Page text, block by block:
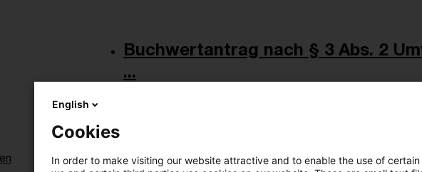
Buchwertantrag nach § 3 Abs. 2
...
Der Buchwertantrag nach § 3 Abs. 2 Satz 1 des
2006 kann in der notariellen Urkunde über die
zuständigen Finanzamt nach § 54 Abs. 1 der
eine beglaubigte Abschrift übersendet, gestellt
English
Cookies
In order to make visiting our website attractive and to enable the use of